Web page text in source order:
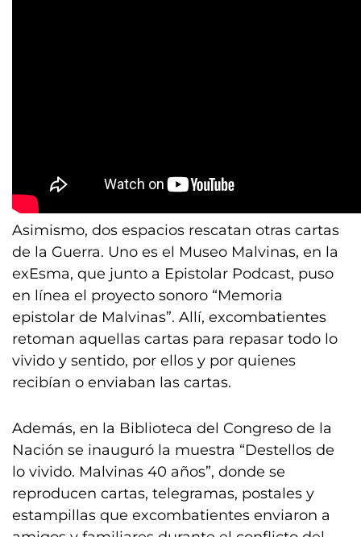
Asimismo, dos espacios rescatan otras cartas
de la Guerra. Uno es el Museo Malvinas, en la
exEsma, que junto a Epistolar Podcast, puso
en línea el proyecto sonoro “Memoria
epistolar de Malvinas”. Allí, excombatientes
retoman aquellas cartas para repasar todo lo
vivido y sentido, por ellos y por quienes
recibían o enviaban las cartas.
Además, en la Biblioteca del Congreso de la
Nación se inauguró la muestra “Destellos de
lo vivido. Malvinas 40 años”, donde se
reproducen cartas, telegramas, postales y
estampillas que excombatientes enviaron a